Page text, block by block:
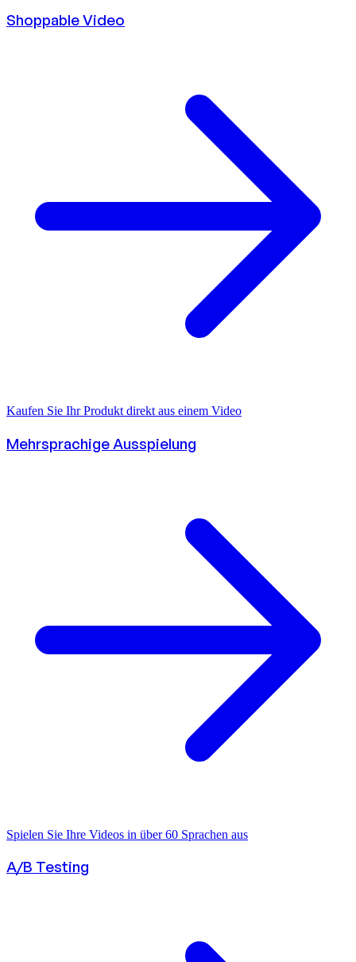
Shoppable Video
Kaufen Sie Ihr Produkt direkt aus einem Video
Mehrsprachige Ausspielung
Spielen Sie Ihre Videos in über 60 Sprachen aus
A/B Testing